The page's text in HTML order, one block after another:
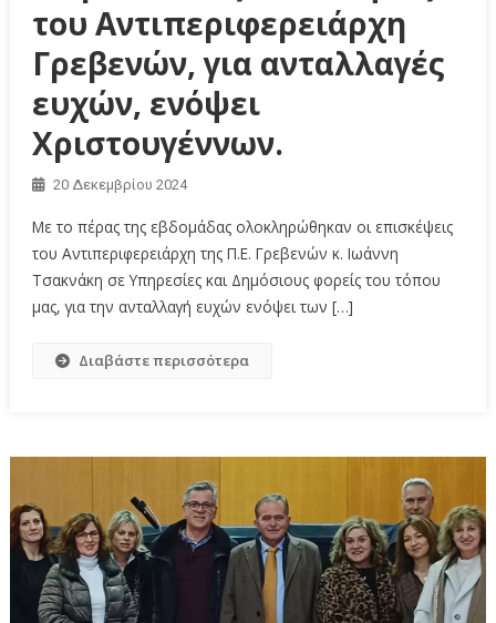
του Αντιπεριφερειάρχη
Γρεβενών, για ανταλλαγές
ευχών, ενόψει
Χριστουγέννων.
20 Δεκεμβρίου 2024
Με το πέρας της εβδομάδας ολοκληρώθηκαν οι επισκέψεις
του Αντιπεριφερειάρχη της Π.Ε. Γρεβενών κ. Ιωάννη
Τσακνάκη σε Υπηρεσίες και Δημόσιους φορείς του τόπου
μας, για την ανταλλαγή ευχών ενόψει των […]
Διαβάστε περισσότερα